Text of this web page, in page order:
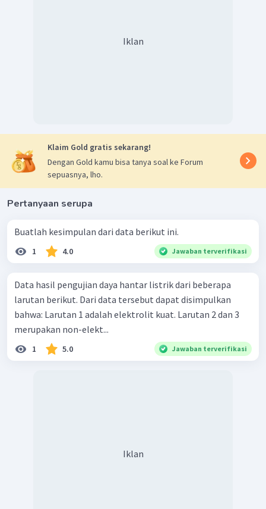
Iklan
Klaim Gold gratis sekarang!
Dengan Gold kamu bisa tanya soal ke Forum
sepuasnya, lho.
Pertanyaan serupa
Buatlah kesimpulan dari data berikut ini.
1 4.0 Jawaban terverifikasi
Data hasil pengujian daya hantar listrik dari beberapa
larutan berikut. Dari data tersebut dapat disimpulkan
bahwa: Larutan 1 adalah elektrolit kuat. Larutan 2 dan 3
merupakan non-elekt...
1 5.0 Jawaban terverifikasi
Iklan